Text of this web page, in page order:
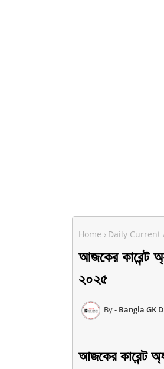
Home Daily Current
আজকের কারেন্ট
২০২৫
Bangla GK
আজকের কারেন্ট